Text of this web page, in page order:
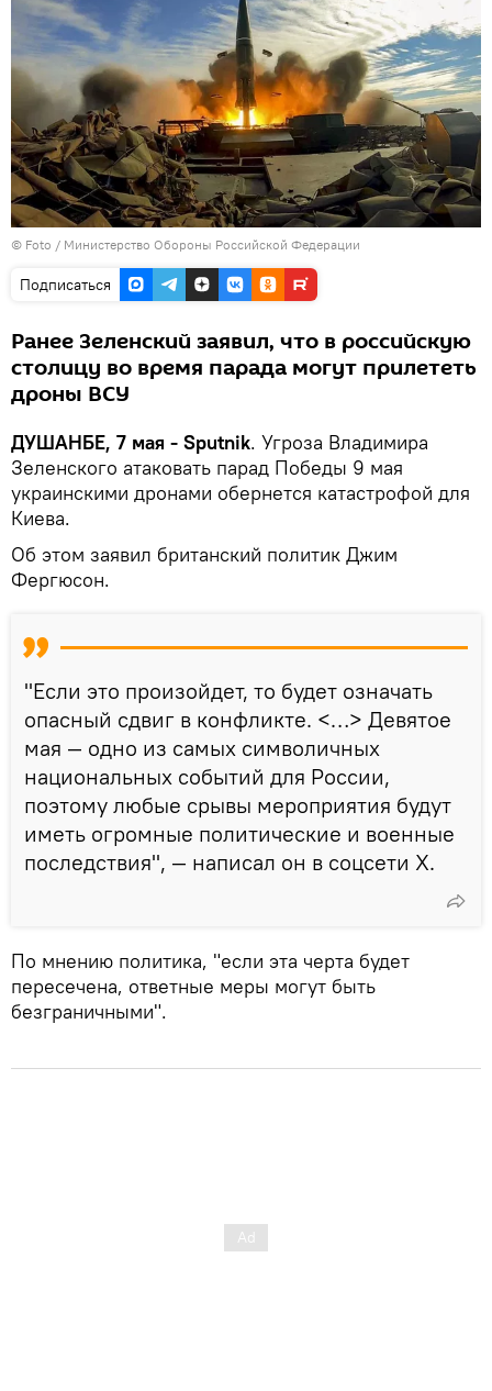
© Foto / Министерство Обороны Российской Федерации
Подписаться
Ранее Зеленский заявил, что в российскую
столицу во время парада могут прилететь
дроны ВСУ
ДУШАНБЕ, 7 мая - Sputnik. Угроза Владимира
Зеленского атаковать парад Победы 9 мая
украинскими дронами обернется катастрофой для
Киева.
Об этом заявил британский политик Джим
Фергюсон.
"Если это произойдет, то будет означать
опасный сдвиг в конфликте. <…> Девятое
мая — одно из самых символичных
национальных событий для России,
поэтому любые срывы мероприятия будут
иметь огромные политические и военные
последствия", — написал он в соцсети X.
По мнению политика, "если эта черта будет
пересечена, ответные меры могут быть
безграничными".